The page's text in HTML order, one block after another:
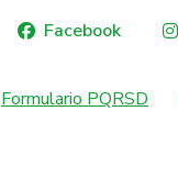
Facebook
Formulario PQRSD